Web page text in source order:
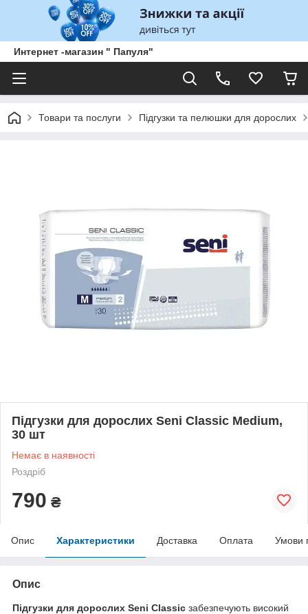
Интернет -магазин " Папуля"
Товари та послуги Підгузки та пелюшки для дорослих
Підгузки для дорослих Seni Classic Medium,
30 шт
Немає в наявності
Роздріб
790 ₴
Опис Характеристики Доставка Оплата Умови
Опис
Підгузки для дорослих Seni Classic забезпечують високий